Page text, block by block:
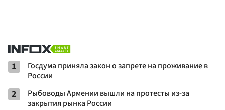
1
Госдума приняла закон о запрете на проживание в
России
2
Рыбоводы Армении вышли на протесты из-за
закрытия рынка России